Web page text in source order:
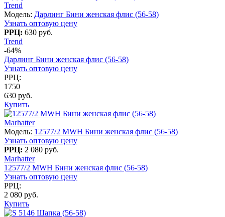
Trend
Модель: Дарлинг Бини женская флис (56-58)
Узнать оптовую цену
РРЦ: 630 руб.
Trend
-64%
Дарлинг Бини женская флис (56-58)
Узнать оптовую цену
РРЦ:
1750
630 руб.
Купить
Marhatter
Модель: 12577/2 MWH Бини женская флис (56-58)
Узнать оптовую цену
РРЦ: 2 080 руб.
Marhatter
12577/2 MWH Бини женская флис (56-58)
Узнать оптовую цену
РРЦ:
2 080 руб.
Купить